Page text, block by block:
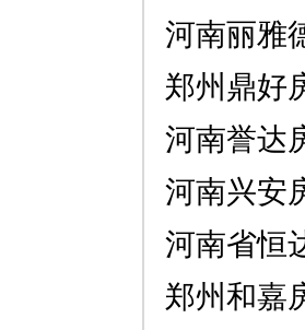
河南丽雅
郑州鼎好
河南誉达
河南兴安
河南省恒
郑州和嘉